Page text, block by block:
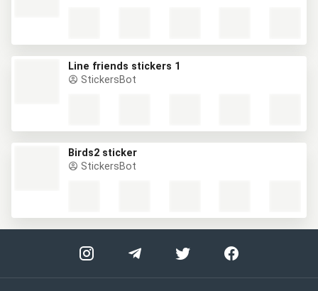
Line friends stickers 1
StickersBot
Birds2 sticker
StickersBot